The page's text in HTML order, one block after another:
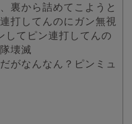
裏から詰めてこようと
打してんのにガン無視
してピン連打してんの
壊滅
がなんなん？ピンミュ